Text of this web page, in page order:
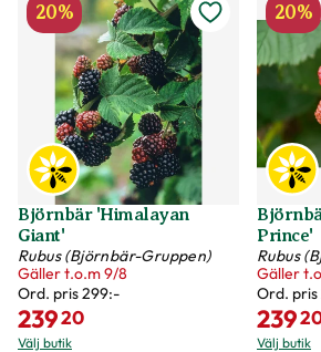
20%
Björnbär 'Himalayan
Giant'
Rubus (Björnbär-Gruppen)
Gäller t.o.m 9/8
Ord. pris299:-
23920
Välj butik
20%
Prince'
Rubus
Gäller
Ord. pris
239
Välj butik